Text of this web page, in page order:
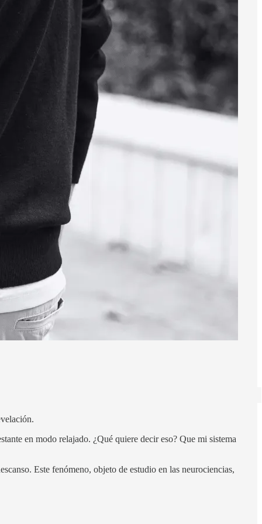
en modo relajado. ¿Qué quiere decir eso? Que mi sistema
Este fenómeno, objeto de estudio en las neurociencias,